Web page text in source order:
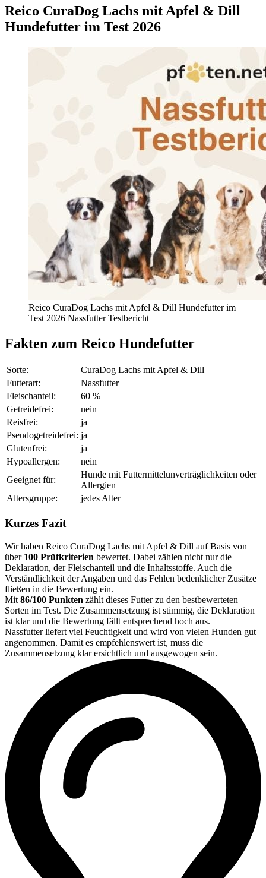
Reico CuraDog Lachs mit Apfel & Dill
Hundefutter im Test 2026
Reico CuraDog Lachs mit Apfel & Dill Hundefutter im
Test 2026 Nassfutter Testbericht
Fakten zum Reico Hundefutter
Sorte:
CuraDog Lachs mit Apfel & Dill
Futterart:
Nassfutter
Fleischanteil:
60 %
Getreidefrei:
nein
Reisfrei:
ja
Pseudogetreidefrei: ja
Glutenfrei:
ja
Hypoallergen:
nein
Geeignet für:
Hunde mit Futtermittelunverträglichkeiten oder
Allergien
Altersgruppe:
jedes Alter
Kurzes Fazit
Wir haben Reico CuraDog Lachs mit Apfel & Dill auf Basis von
über 100 Prüfkriterien bewertet. Dabei zählen nicht nur die
Deklaration, der Fleischanteil und die Inhaltsstoffe. Auch die
Verständlichkeit der Angaben und das Fehlen bedenklicher Zusätze
fließen in die Bewertung ein.
Mit 86/100 Punkten zählt dieses Futter zu den bestbewerteten
Sorten im Test. Die Zusammensetzung ist stimmig, die Deklaration
ist klar und die Bewertung fällt entsprechend hoch aus.
Nassfutter liefert viel Feuchtigkeit und wird von vielen Hunden gut
angenommen. Damit es empfehlenswert ist, muss die
Zusammensetzung klar ersichtlich und ausgewogen sein.